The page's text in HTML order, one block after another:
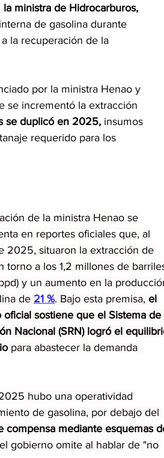
la ministra de Hidrocarburos,
de gasolina durante
la recuperación de la
por la ministra Henao y
se incrementó la extracción
se duplicó en 2025, insumos
requerido para los
de la ministra Henao se
en reportes oficiales que, al
2025, situaron la extracción de
torno a los 1,2 millones de
y un aumento en la
de 21 %. Bajo esta premisa, el
oficial sostiene que el Sistema de
Nacional (SRN) logró el
para abastecer la demanda
hubo una operatividad
de gasolina, por debajo del
compensa mediante esquemas
gobierno omite al hablar de "no